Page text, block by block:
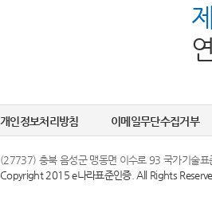
개인정보처리방침 이메일무단수집거부
(27737) 충북 음성군 맹동면 이수로 93 국가기술표
Copyright 2015 e나라표준인증. All Rights